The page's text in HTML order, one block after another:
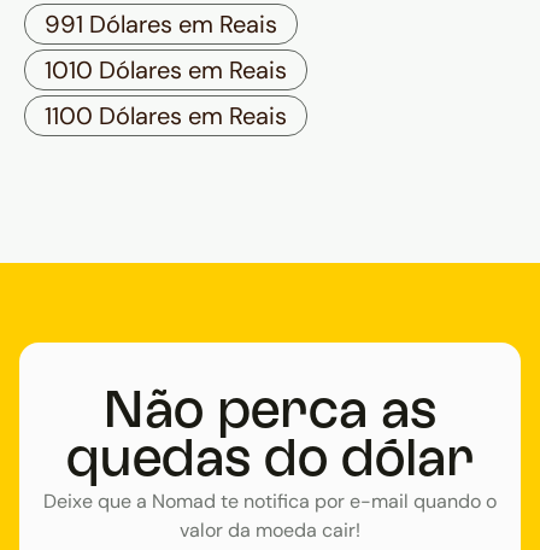
991 Dólares em Reais
1010 Dólares em Reais
1100 Dólares em Reais
Não perca as
quedas do dólar
Deixe que a Nomad te notifica por e-mail quando o
valor da moeda cair!